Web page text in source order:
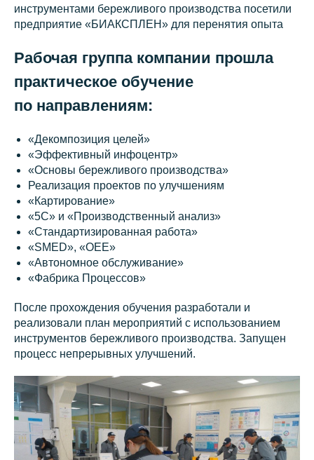
инструментами бережливого производства посетили
предприятие «БИАКСПЛЕН» для перенятия опыта
Рабочая группа компании прошла
практическое обучение
по направлениям:
«Декомпозиция целей»
«Эффективный инфоцентр»
«Основы бережливого производства»
Реализация проектов по улучшениям
«Картирование»
«5С» и «Производственный анализ»
«Стандартизированная работа»
«SMED», «OEE»
«Автономное обслуживание»
«Фабрика Процессов»
После прохождения обучения разработали и
реализовали план мероприятий с использованием
инструментов бережливого производства. Запущен
процесс непрерывных улучшений.